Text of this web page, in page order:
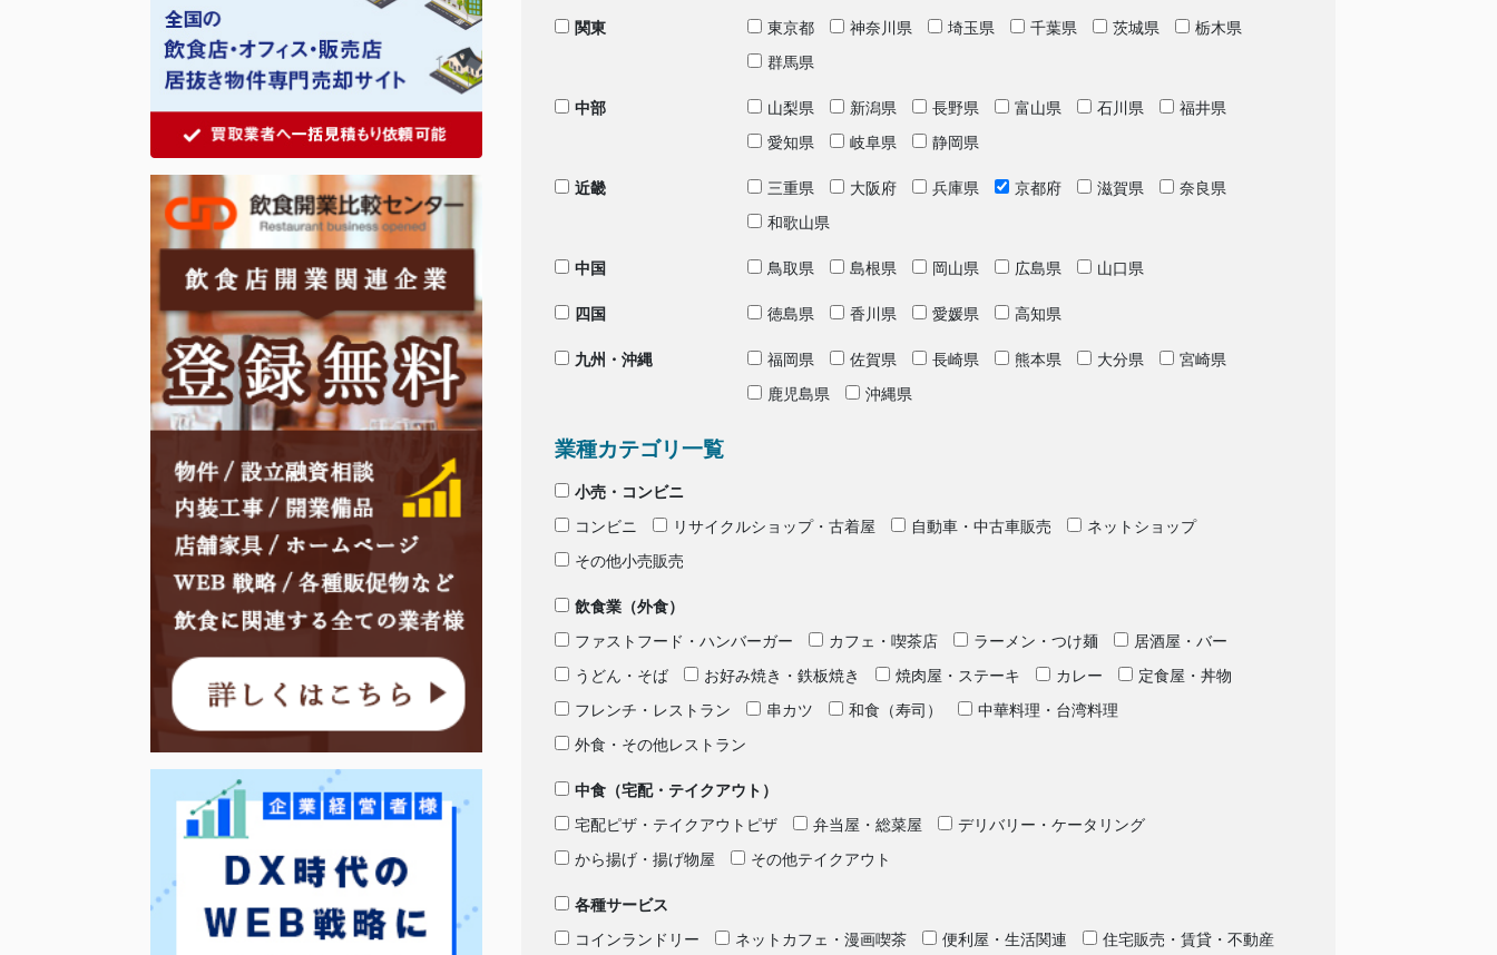
関東 東京都 神奈川県 埼玉県 千葉県 茨城県
栃木県
群馬県
中部 山梨県 新潟県 長野県 富山県 石川県
福井県
愛知県
岐阜県 静岡県
近畿 三重県 大阪府 兵庫県 京都府 滋賀県
奈良県
和歌山県
中国 鳥取県 島根県 岡山県 広島県 山口県
四国 徳島県 香川県 愛媛県 高知県
九州・沖縄 福岡県 佐賀県 長崎県 熊本県 大分県
宮崎県
鹿児島県
沖縄県
業種カテゴリ一覧
小売・コンビニ
コンビニ
リサイクルショップ・古着屋 自動車・中古車販売
ネットショップ
その他小売販売
飲食業（外食）
ファストフード・ハンバーガー
カフェ・喫茶店 ラーメン・つけ麺
居酒屋・バー
うどん・そば
お好み焼き・鉄板焼き 焼肉屋・ステーキ カレー
定食屋・丼物
フレンチ・レストラン
串カツ 和食（寿司）
中華料理・台湾料理
外食・その他レストラン
中食（宅配・テイクアウト）
宅配ピザ・テイクアウトピザ
弁当屋・総菜屋
デリバリー・ケータリング
から揚げ・揚げ物屋
その他テイクアウト
各種サービス
コインランドリー
ネットカフェ・漫画喫茶 便利屋・生活関連
住宅販売・賃貸・不動産